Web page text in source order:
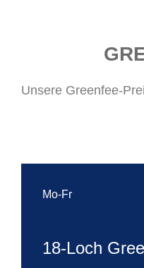
Unsere Greenfee-
Mo-Fr
18-Loch